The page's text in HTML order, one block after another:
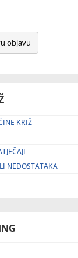
KRIŽ
NEDOSTATAKA
objavu